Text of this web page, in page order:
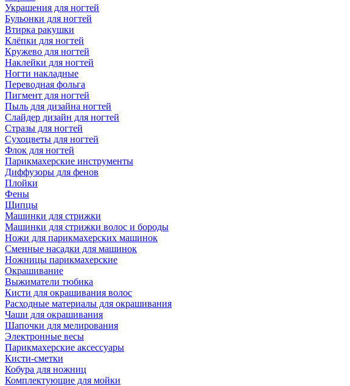
Украшения для ногтей
Бульонки для ногтей
Втирка ракушки
Клёпки для ногтей
Кружево для ногтей
Наклейки для ногтей
Ногти накладные
Переводная фольга
Пигмент для ногтей
Пыль для дизайна ногтей
Слайдер дизайн для ногтей
Стразы для ногтей
Сухоцветы для ногтей
Флок для ногтей
Парикмахерские инструменты
Диффузоры для фенов
Плойки
Фены
Щипцы
Машинки для стрижки
Машинки для стрижки волос и бороды
Ножи для парикмахерских машинок
Сменные насадки для машинок
Ножницы парикмахерские
Окрашивание
Выжиматели тюбика
Кисти для окрашивания волос
Расходные материалы для окрашивания
Чаши для окрашивания
Шапочки для мелирования
Электронные весы
Парикмахерские аксессуары
Кисти-сметки
Кобура для ножниц
Комплектующие для мойки